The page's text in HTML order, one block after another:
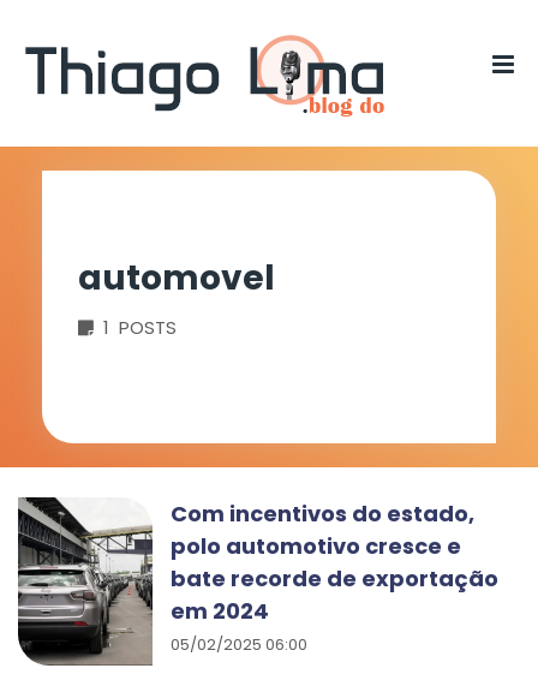
automovel
1 POSTS
Com incentivos do estado,
polo automotivo cresce e
bate recorde de exportação
em 2024
05/02/2025 06:00